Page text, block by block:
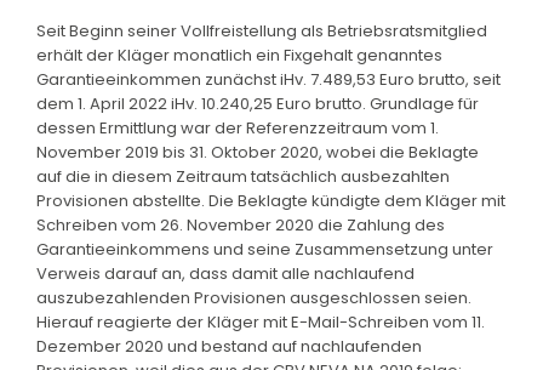
Seit Beginn seiner Vollfreistellung als Betriebsratsmitglied
erhält der Kläger monatlich ein Fixgehalt genanntes
Garantieeinkommen zunächst iHv. 7.489,53 Euro brutto, seit
dem 1. April 2022 iHv. 10.240,25 Euro brutto. Grundlage für
dessen Ermittlung war der Referenzzeitraum vom 1.
November 2019 bis 31. Oktober 2020, wobei die Beklagte
auf die in diesem Zeitraum tatsächlich ausbezahlten
Provisionen abstellte. Die Beklagte kündigte dem Kläger mit
Schreiben vom 26. November 2020 die Zahlung des
Garantieeinkommens und seine Zusammensetzung unter
Verweis darauf an, dass damit alle nachlaufend
auszubezahlenden Provisionen ausgeschlossen seien.
Hierauf reagierte der Kläger mit E-Mail-Schreiben vom 11.
Dezember 2020 und bestand auf nachlaufenden